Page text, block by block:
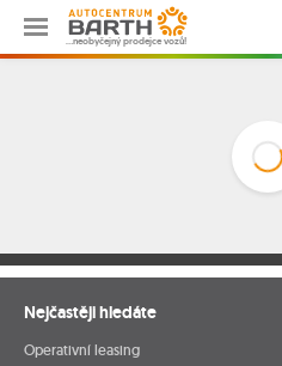
…neobyčejný prodejce vozů!
Nejčastěji hledáte
Operativní leasing